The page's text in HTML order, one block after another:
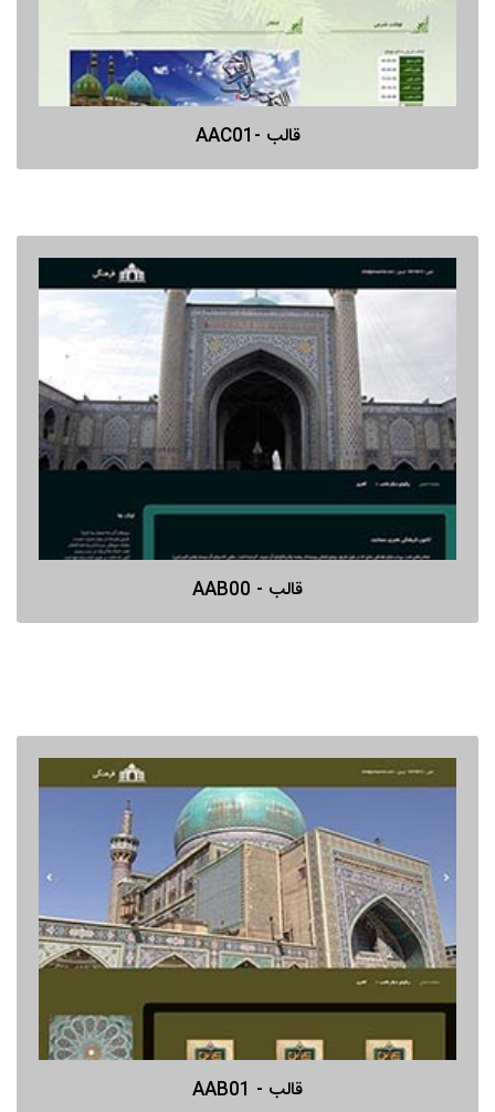
قالب -AAC01
قالب - AAB00
پیش نمایش
قالب - AAB01
پیش نمایش